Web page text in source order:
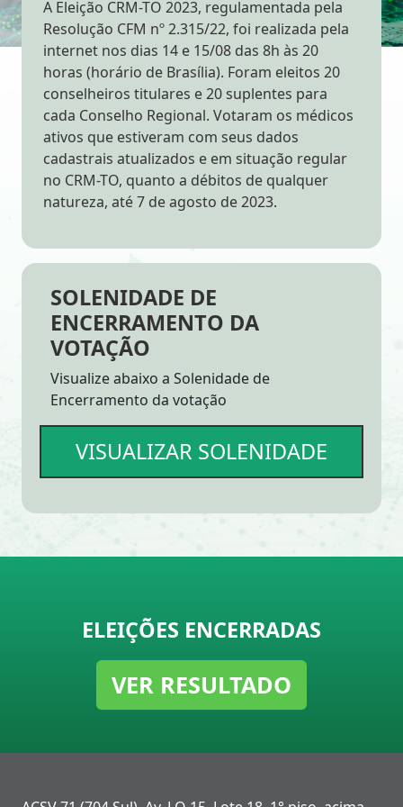
A Eleição CRM-TO 2023, regulamentada pela
Resolução CFM nº 2.315/22, foi realizada pela
internet nos dias 14 e 15/08 das 8h às 20
horas (horário de Brasília). Foram eleitos 20
conselheiros titulares e 20 suplentes para
cada Conselho Regional. Votaram os médicos
ativos que estiveram com seus dados
cadastrais atualizados e em situação regular
no CRM-TO, quanto a débitos de qualquer
natureza, até 7 de agosto de 2023.
SOLENIDADE DE
ENCERRAMENTO DA
VOTAÇÃO
Visualize abaixo a Solenidade de
Encerramento da votação
VISUALIZAR SOLENIDADE
ELEIÇÕES ENCERRADAS
VER RESULTADO